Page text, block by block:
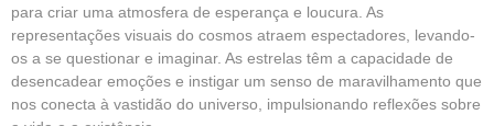
para criar uma atmosfera de esperança e loucura. As
representações visuais do cosmos atraem espectadores, levando-
os a se questionar e imaginar. As estrelas têm a capacidade de
desencadear emoções e instigar um senso de maravilhamento que
nos conecta à vastidão do universo, impulsionando reflexões sobre